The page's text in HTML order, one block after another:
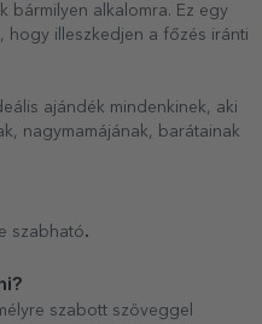
bármilyen alkalomra. Ez egy
hogy illeszkedjen a főzés iránti
ajándék mindenkinek, aki
nagymamájának, barátainak
szabható.
szabott szöveggel